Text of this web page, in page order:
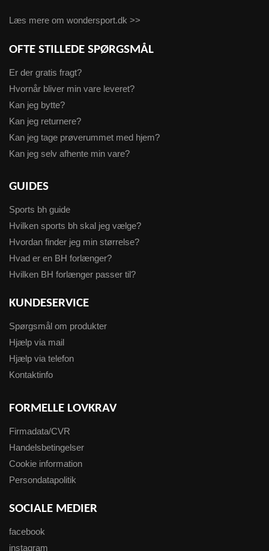
Læs mere om wondersport.dk >>
OFTE STILLEDE SPØRGSMÅL
Er der gratis fragt?
Hvornår bliver min vare leveret?
Kan jeg bytte?
Kan jeg returnere?
Kan jeg tage prøverummet med hjem?
Kan jeg selv afhente min vare?
GUIDES
Sports bh guide
Hvilken sports bh skal jeg vælge?
Hvordan finder jeg min størrelse?
Hvad er en BH forlænger?
Hvilken BH forlænger passer til?
KUNDESERVICE
Spørgsmål om produkter
Hjælp via mail
Hjælp via telefon
Kontaktinfo
FORMELLE LOVKRAV
Firmadata/CVR
Handelsbetingelser
Cookie information
Persondatapolitik
SOCIALE MEDIER
facebook
instagram